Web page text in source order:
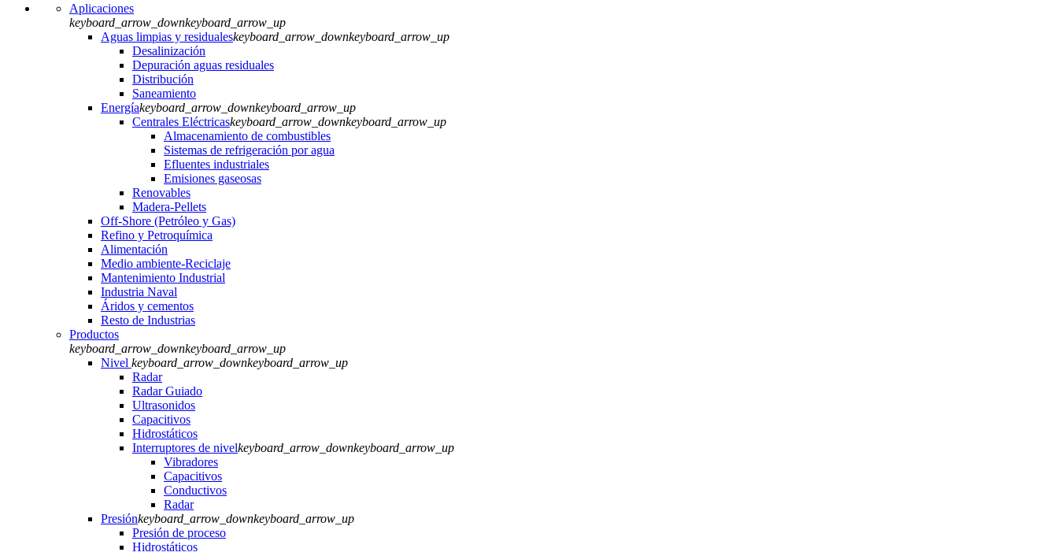
Aplicaciones
keyboard_arrow_downkeyboard_arrow_up
Aguas limpias y residualeskeyboard_arrow_downkeyboard_arrow_up
Desalinización
Depuración aguas residuales
Distribución
Saneamiento
Energíakeyboard_arrow_downkeyboard_arrow_up
Centrales Eléctricaskeyboard_arrow_downkeyboard_arrow_up
Almacenamiento de combustibles
Sistemas de refrigeración por agua
Efluentes industriales
Emisiones gaseosas
Renovables
Madera-Pellets
Off-Shore (Petróleo y Gas)
Refino y Petroquímica
Alimentación
Medio ambiente-Reciclaje
Mantenimiento Industrial
Industria Naval
Áridos y cementos
Resto de Industrias
Productos
keyboard_arrow_downkeyboard_arrow_up
Nivel keyboard_arrow_downkeyboard_arrow_up
Radar
Radar Guiado
Ultrasonidos
Capacitivos
Hidrostáticos
Interruptores de nivelkeyboard_arrow_downkeyboard_arrow_up
Vibradores
Capacitivos
Conductivos
Radar
Presiónkeyboard_arrow_downkeyboard_arrow_up
Presión de proceso
Hidrostáticos